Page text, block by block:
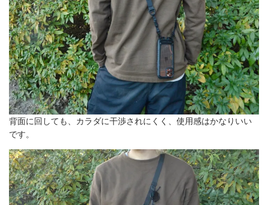
背面に回しても、カラダに干渉されにくく、使用感はかなりいい
です。